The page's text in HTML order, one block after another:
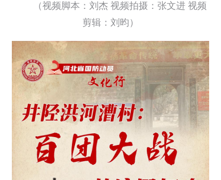
（视频脚本：刘杰 视频拍摄：张文进 视频
剪辑：刘昀）